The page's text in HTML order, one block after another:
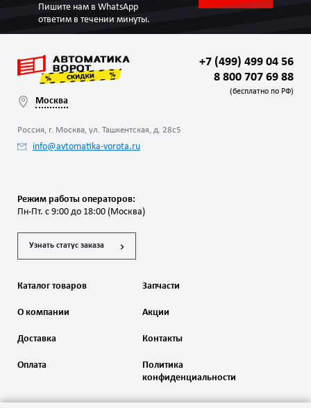
Пишите нам в WhatsApp
ответим в течении минуты.
Москва
Россия, г. Москва, ул. Ташкентская, д. 28с5
info@avtomatika-vorota.ru
+7 (499) 499 04 56
8 800 707 69 88
(бесплатно по РФ)
Режим работы операторов:
Пн-Пт. с 9:00 до 18:00 (Москва)
Узнать статус заказа
Каталог товаров Запчасти
О компании
Доставка
Оплата
Акции
Контакты
Политика
конфиденциальности